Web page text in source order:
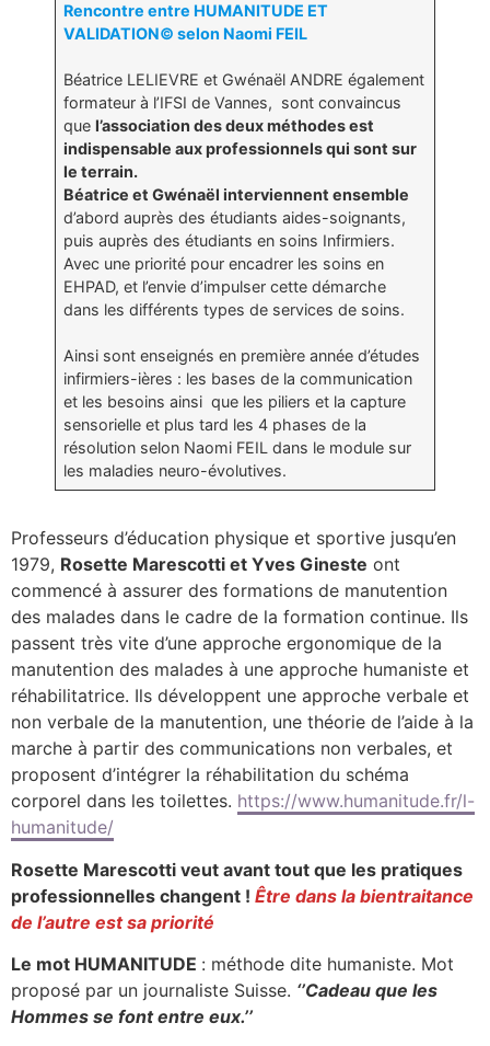
Rencontre entre HUMANITUDE ET
VALIDATION© selon Naomi FEIL
Béatrice LELIEVRE et Gwénaël ANDRE également
formateur à l’IFSI de Vannes, sont convaincus
quel’association des deux méthodes est
indispensable aux professionnels qui sont sur
le terrain.
Béatrice et Gwénaël interviennent ensemble
d’abord auprès des étudiants aides-soignants,
puis auprès des étudiants en soins Infirmiers.
Avec une priorité pour encadrer les soins en
EHPAD, et l’envie d’impulser cette démarche
dans les différents types de services de soins.
Ainsi sont enseignés en première année d’études
infirmiers-ières : les bases de la communication
et les besoins ainsi que les piliers et la capture
sensorielle et plus tard les 4 phases de la
résolution selon Naomi FEIL dans le module sur
les maladies neuro-évolutives.
Professeurs d’éducation physique et sportive jusqu’en
1979, Rosette Marescotti et Yves Gineste ont
commencé à assurer des formations de manutention
des malades dans le cadre de la formation continue. Ils
passent très vite d’une approche ergonomique de la
manutention des malades à une approche humaniste et
réhabilitatrice. Ils développent une approche verbale et
non verbale de la manutention, une théorie de l’aide à la
marche à partir des communications non verbales, et
proposent d’intégrer la réhabilitation du schéma
corporel dans les toilettes. https://www.humanitude.fr/l-
humanitude/
Rosette Marescotti veut avant tout que les pratiques
professionnelles changent ! Être dans la bientraitance
de l’autre est sa priorité
Le mot HUMANITUDE : méthode dite humaniste. Mot
proposé par un journaliste Suisse. ‘’Cadeau que les
Hommes se font entre eux.’’